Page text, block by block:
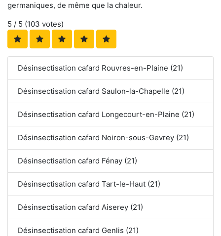
germaniques, de même que la chaleur.
5 / 5 (103 votes)
Désinsectisation cafard Rouvres-en-Plaine (21)
Désinsectisation cafard Saulon-la-Chapelle (21)
Désinsectisation cafard Longecourt-en-Plaine (21)
Désinsectisation cafard Noiron-sous-Gevrey (21)
Désinsectisation cafard Fénay (21)
Désinsectisation cafard Tart-le-Haut (21)
Désinsectisation cafard Aiserey (21)
Désinsectisation cafard Genlis (21)